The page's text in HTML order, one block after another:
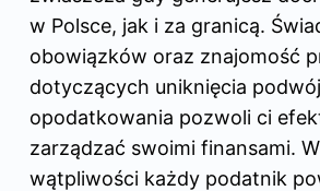
w Polsce, jak i za granicą.
obowiązków oraz znajomość
dotyczących uniknięcia
opodatkowania pozwoli ci
zarządzać swoimi finansami.
wątpliwości każdy podatnik